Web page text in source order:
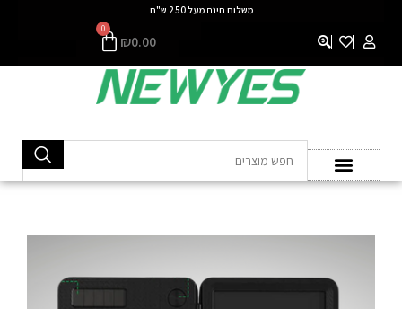
משלוח חינם מעל 250 ש"ח
₪0.00
0